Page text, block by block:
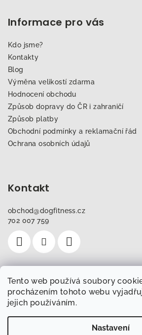
Tento web používá soubory
procházením tohoto webu
jejich používáním.
Nastavení
Informace pro vás
Kdo jsme?
Kontakty
Blog
Výměna velikostí zdarma
Hodnocení obchodu
Způsob dopravy do ČR i zahraničí
Způsob platby
Obchodní podmínky a reklamační řád
Ochrana osobních údajů
Kontakt
obchod@dogfitness.cz
702 007 759
Instagram
Sledovat na Instagramu